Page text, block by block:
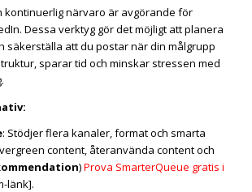
kontinuerlig närvaro är avgörande för
Dessa verktyg gör det möjligt att planera
säkerställa att du postar när din målgrupp
sparar tid och minskar stressen med
: Stödjer flera kanaler, format och smarta
content, återanvända content och
)Prova SmarterQueue gratis i
länk].